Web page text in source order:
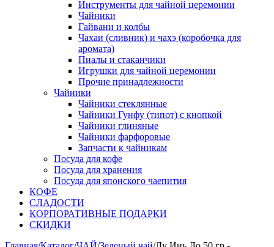
Инструменты для чайной церемонии
Чайники
Гайвани и колбы
Чахаи (сливник) и чахэ (коробочка для
аромата)
Пиалы и стаканчики
Игрушки для чайной церемонии
Прочие принадлежности
Чайники
Чайники стеклянные
Чайники Гунфу (типот) с кнопкой
Чайники глиняные
Чайники фарфоровые
Запчасти к чайникам
Посуда для кофе
Посуда для хранения
Посуда для японского чаепития
КОФЕ
СЛАДОСТИ
КОРПОРАТИВНЫЕ ПОДАРКИ
СКИДКИ